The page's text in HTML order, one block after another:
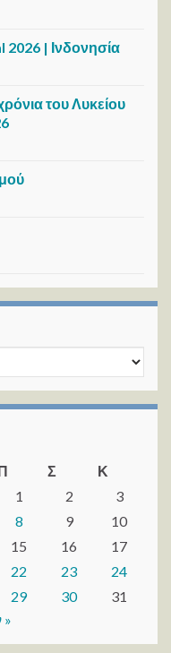
| Ινδονησία
του Λυκείου
Σ
Κ
1
2
3
8 9
10
15 16
17
22 23
24
29 30
31
»